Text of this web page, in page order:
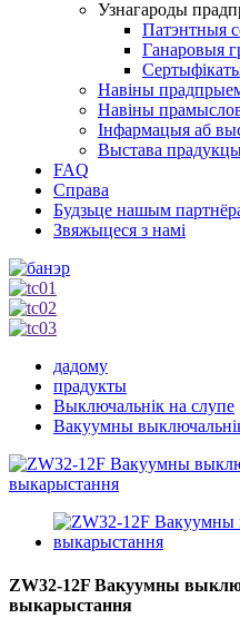
Узнагароды
Патэнтныя
Ганаровыя
Навіны
Навіны
Інфармацыя аб
Выстава
FAQ
Справа
Будзьце нашым
Звяжыцеся з намі
дадому
прадукты
Выключальнік на слупе
Вакуумны
ZW32-12F Вакуумны
выкарыстання